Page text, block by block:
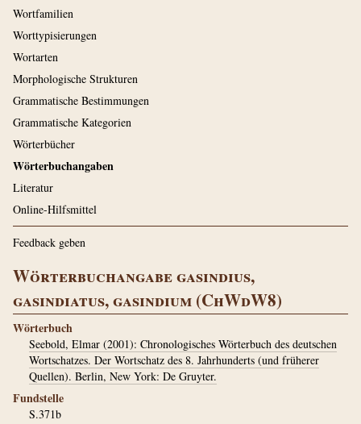
Wortfamilien
Worttypisierungen
Wortarten
Morphologische Strukturen
Grammatische Bestimmungen
Grammatische Kategorien
Wörterbücher
Wörterbuchangaben
Literatur
Online-Hilfsmittel
Feedback geben
Wörterbuchangabe gasindius,
gasindiatus, gasindium (ChWdW8)
Wörterbuch
Seebold, Elmar (2001): Chronologisches Wörterbuch des deutschen
Wortschatzes. Der Wortschatz des 8. Jahrhunderts (und früherer
Quellen). Berlin, New York: De Gruyter.
Fundstelle
S.371b